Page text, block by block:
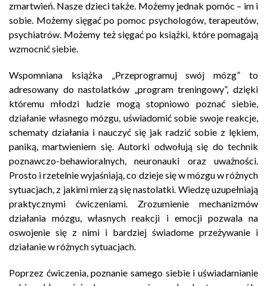
zmartwień. Nasze dzieci także. Możemy jednak pomóc – im i
sobie. Możemy sięgać po pomoc psychologów, terapeutów,
psychiatrów. Możemy też sięgać po książki, które pomagają
wzmocnić siebie.
Wspomniana książka „Przeprogramuj swój mózg” to
adresowany do nastolatków „program treningowy”, dzięki
któremu młodzi ludzie mogą stopniowo poznać siebie,
działanie własnego mózgu, uświadomić sobie swoje reakcje,
schematy działania i nauczyć się jak radzić sobie z lękiem,
paniką, martwieniem się. Autorki odwołują się do technik
poznawczo-behawioralnych, neuronauki oraz uważności.
Prosto i rzetelnie wyjaśniają, co dzieje się w mózgu w różnych
sytuacjach, z jakimi mierzą się nastolatki. Wiedzę uzupełniają
praktycznymi ćwiczeniami. Zrozumienie mechanizmów
działania mózgu, własnych reakcji i emocji pozwala na
oswojenie się z nimi i bardziej świadome przeżywanie i
działanie w różnych sytuacjach.
Poprzez ćwiczenia, poznanie samego siebie i uświadamianie